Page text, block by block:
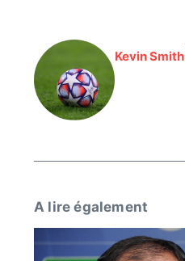
Kevin Smith
A lire également